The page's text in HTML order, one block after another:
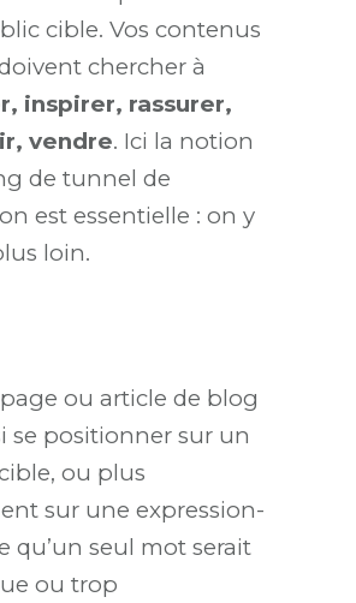
cible. Vos contenus
chercher à
inspirer, rassurer,
vendre. Ici la notion
de tunnel de
est essentielle : on y
loin.
ou article de blog
se positionner sur un
ou plus
sur une expression-
qu’un seul mot serait
ou trop